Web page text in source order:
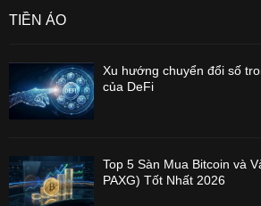
TIỀN ẢO
Xu hướng chuyển đổi số
của DeFi
Top 5 Sàn Mua Bitcoin và
PAXG) Tốt Nhất 2026